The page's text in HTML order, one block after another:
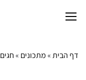
דף הבית»מתכונים »חגים